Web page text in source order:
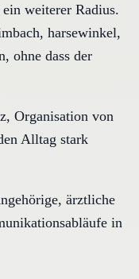
weiterer Radius.
harsewinkel,
ohne dass der
Organisation von
Alltag stark
ärztliche
in